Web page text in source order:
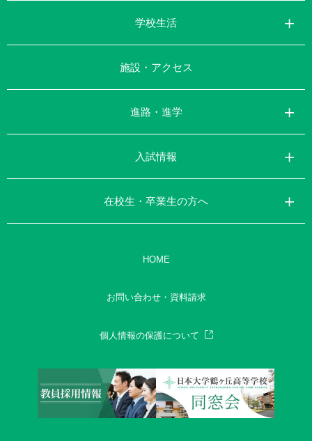
学校生活
施設・アクセス
進路・進学
入試情報
在校生・卒業生の方へ
HOME
お問い合わせ・資料請求
個人情報の保護について